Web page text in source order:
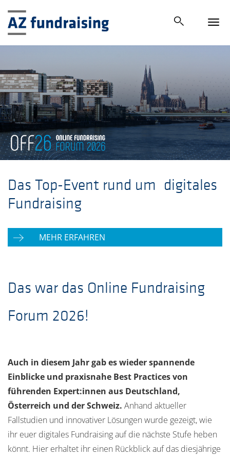
‎Das Top-Event rund um digitales
Fundraising
MEHR ERFAHREN
Das war das Online Fundraising
Forum 2026!
Auch in diesem Jahr gab es wieder spannende
Einblicke und praxisnahe Best Practices von
führenden Expert:innen aus Deutschland,
Österreich und der Schweiz. Anhand aktueller
Fallstudien und innovativer Lösungen wurde gezeigt, wie
ihr euer digitales Fundraising auf die nächste Stufe heben
könnt. Hier erhaltet ihr einen Rückblick auf das diesjährige